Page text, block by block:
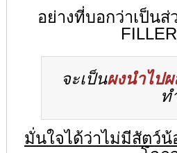
อย่างที่บอกว่าเป็น
จะเป็นผงนำไป
ท
มั่นใจได้ว่าไม่มีสัตว์